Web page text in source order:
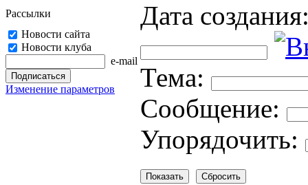
Рассылки
Новости сайта
Новости клуба
e-mail
Изменение параметров
Дата
Тема:
Cooбщение:
Упорядочить: